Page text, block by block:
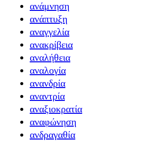
ανάμνηση
ανάπτυξη
αναγγελία
ανακρίβεια
αναλήθεια
αναλογία
ανανδρία
αναντρία
αναξιοκρατία
αναφώνηση
ανδραγαθία